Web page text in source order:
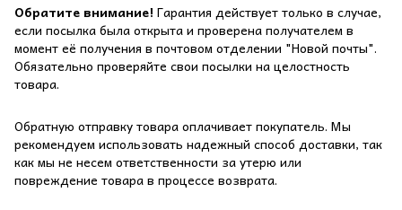
Обратите внимание! Гарантия действует только в случае,
если посылка была открыта и проверена получателем в
момент её получения в почтовом отделении "Новой почты".
Обязательно проверяйте свои посылки на целостность
товара.
Обратную отправку товара оплачивает покупатель. Мы
рекомендуем использовать надежный способ доставки, так
как мы не несем ответственности за утерю или
повреждение товара в процессе возврата.